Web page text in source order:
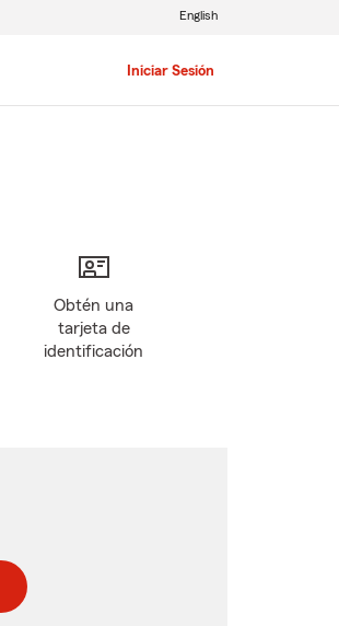
Iniciar Sesión
English
Obtén una
tarjeta de
identificación